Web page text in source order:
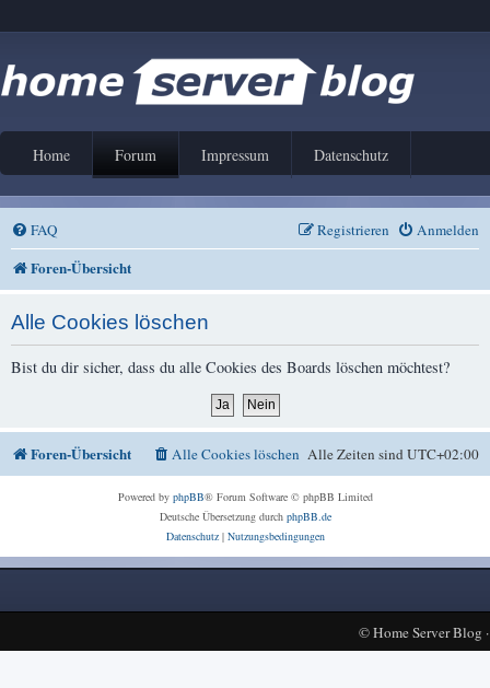
Home Forum Impressum Datenschutz
FAQ Anmelden
Registrieren
Foren-Übersicht
Alle Cookies löschen
Bist du dir sicher, dass du alle Cookies des Boards löschen möchtest?
Foren-Übersicht Alle Zeiten sindUTC+02:00
Alle Cookies löschen
Powered by phpBB® Forum Software © phpBB Limited
Deutsche Übersetzung durch phpBB.de
Datenschutz| Nutzungsbedingungen
©Home Server Blog